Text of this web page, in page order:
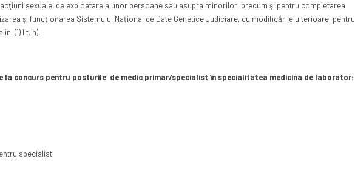
sexuale, de exploatare a unor persoane sau asupra minorilor, precum şi pentru completarea
şi funcţionarea Sistemului Naţional de Date Genetice Judiciare, cu modificările ulterioare, pentru
(1) lit. h).
la concurs pentru posturile de medic primar/specialist în specialitatea medicina de laborator:
specialist